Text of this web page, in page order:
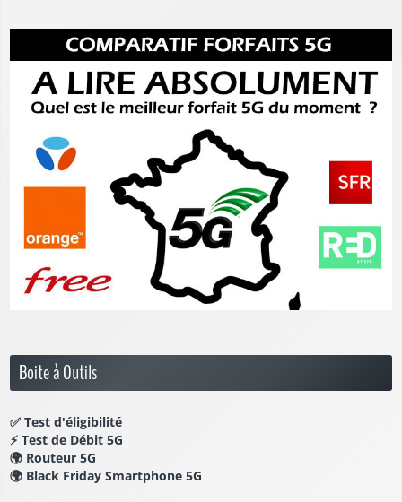
Boite à Outils
✅ Test d'éligibilité
⚡ Test de Débit 5G
🌍 Routeur 5G
🌍 Black Friday Smartphone 5G